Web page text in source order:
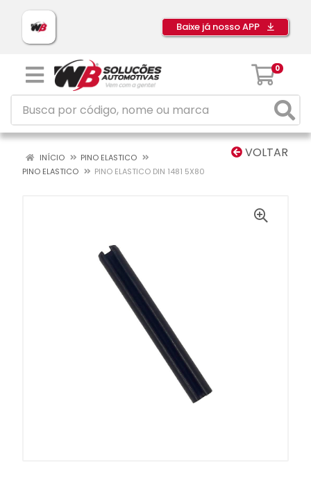
Baixe já nosso APP
0
VOLTAR
INÍCIO
PINO ELASTICO
PINO ELASTICO
PINO ELASTICO DIN 1481 5X80